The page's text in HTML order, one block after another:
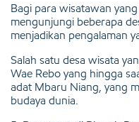
Bagi para wisatawan
mengunjungi beberapa
menjadikan pengalaman
Salah satu desa wisata
Wae Rebo yang hingga
adat Mbaru Niang, yang
budaya dunia.